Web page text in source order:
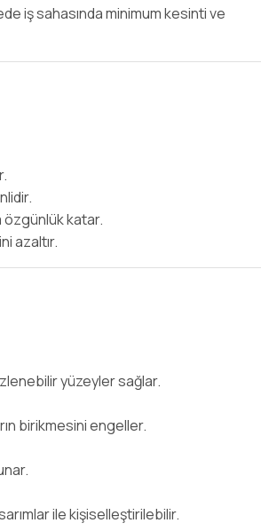
iş sahasında minimum kesinti ve
özgünlük katar.
azaltır.
yüzeyler sağlar.
birikmesini engeller.
ile kişiselleştirilebilir.